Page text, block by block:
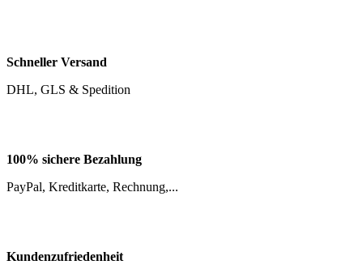
DHL, GLS & Spedition
PayPal, Kreditkarte, Rechnung,...